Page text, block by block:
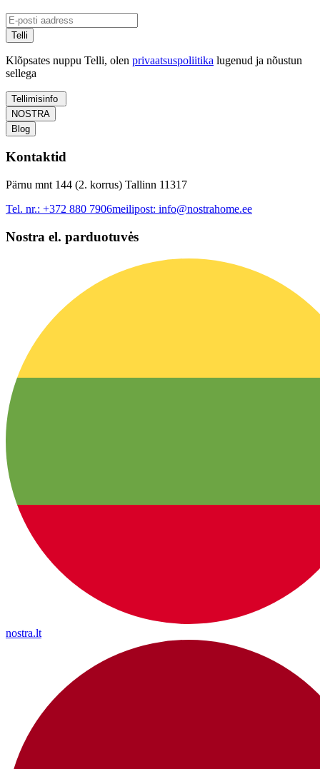
Telli
Klõpsates nuppu Telli, olen privaatsuspoliitika lugenud ja nõustun
sellega
Tellimisinfo
NOSTRA
Blog
Kontaktid
Pärnu mnt 144 (2. korrus) Tallinn 11317
Tel. nr.: +372 880 7906meilipost: info@nostrahome.ee
Nostra el. parduotuvės
nostra.lt